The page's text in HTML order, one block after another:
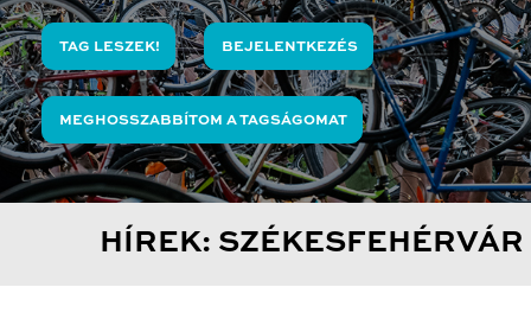
TAG LESZEK! BEJELENTKEZÉS
MEGHOSSZABBÍTOM A TAGSÁGOMAT
HÍREK: SZÉKESFEHÉRVÁR